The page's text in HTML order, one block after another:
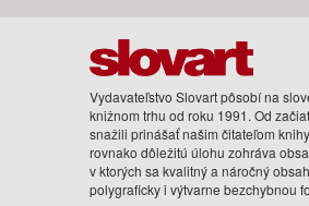
Vydavateľstvo Slovart pôsobí na
knižnom trhu od roku 1991. Od
snažili prinášať našim čitateľom
rovnako dôležitú úlohu zohráva
v ktorých sa kvalitný a náročný
polygraficky i výtvarne bezchybnou